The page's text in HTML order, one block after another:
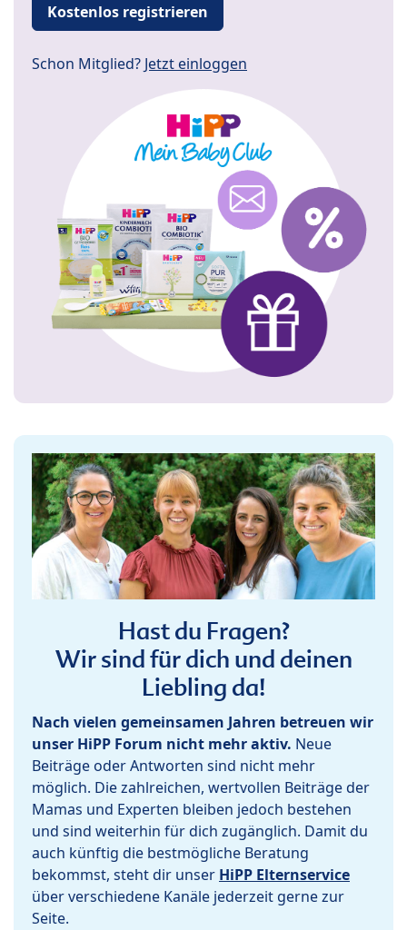
Kostenlos registrieren
Schon Mitglied? Jetzt einloggen
Hast du Fragen?
Wir sind für dich und deinen
Liebling da!
Nach vielen gemeinsamen Jahren betreuen wir
unser HiPP Forum nicht mehr aktiv. Neue
Beiträge oder Antworten sind nicht mehr
möglich. Die zahlreichen, wertvollen Beiträge der
Mamas und Experten bleiben jedoch bestehen
und sind weiterhin für dich zugänglich. Damit du
auch künftig die bestmögliche Beratung
bekommst, steht dir unser HiPP Elternservice
über verschiedene Kanäle jederzeit gerne zur
Seite.